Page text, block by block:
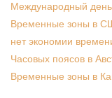
Международный
Временные зоны в
нет экономии
Часовых поясов в
Временные зоны в